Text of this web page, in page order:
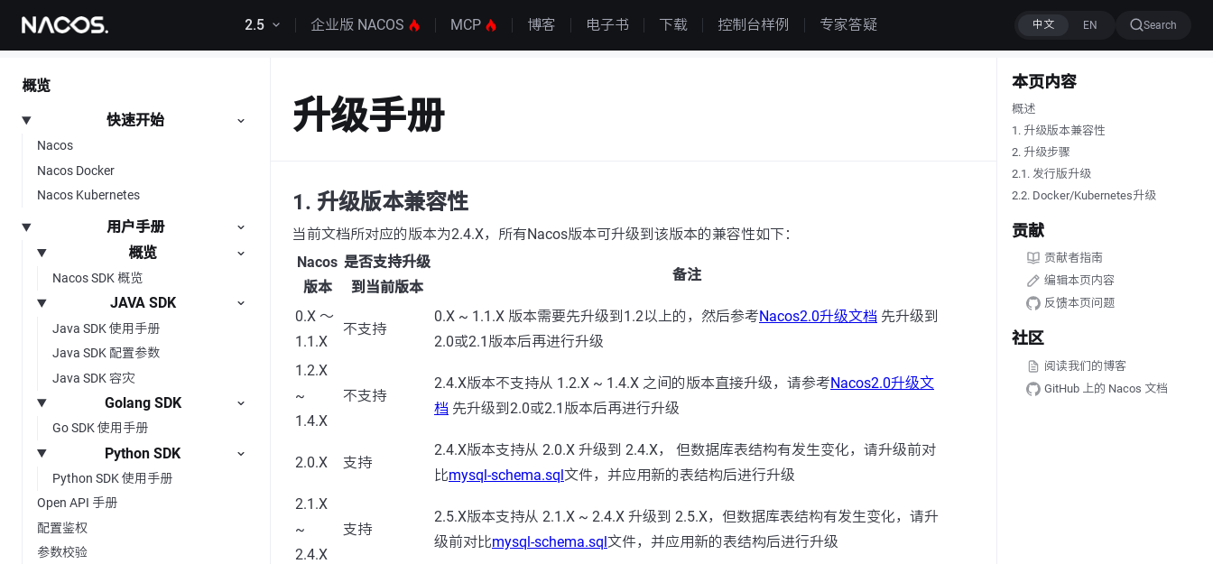
跳转到内容 2.5 企业版 NACOS MCP 博客 电子书 下载 控制台样例 专家答疑 Search
概览
快速开始
Nacos
Nacos Docker
Nacos Kubernetes
用户手册
概览
Nacos SDK 概览
JAVA SDK
Java SDK 使用手册
Java SDK 配置参数
Java SDK 容灾
Golang SDK
Go SDK 使用手册
Python SDK
Python SDK 使用手册
Open API 手册
配置鉴权
参数校验
本页内容
概述
1. 升级版本兼容性
2. 升级步骤
2.1. 发行版升级
2.2. Docker/Kubernetes升级
贡献
贡献者指南
编辑本页内容
反馈本页问题
社区
阅读我们的博客
GitHub 上的 Nacos 文档
升级手册
1. 升级版本兼容性
当前文档所对应的版本为2.4.X，所有Nacos版本可升级到该版本的兼容性如下：
Nacos
版本
是否支持升级
到当前版本
备注
0.X ～
1.1.X
不支持
0.X ~ 1.1.X 版本需要先升级到1.2以上的，然后参考Nacos2.0升级文档 先升级到
2.0或2.1版本后再进行升级
1.2.X
~
1.4.X
不支持
2.4.X版本不支持从 1.2.X ~ 1.4.X 之间的版本直接升级，请参考Nacos2.0升级文
档 先升级到2.0或2.1版本后再进行升级
2.0.X 支持
2.4.X版本支持从 2.0.X 升级到 2.4.X， 但数据库表结构有发生变化，请升级前对
比mysql-schema.sql文件，并应用新的表结构后进行升级
2.1.X
~
2.4.X
支持
2.5.X版本支持从 2.1.X ~ 2.4.X 升级到 2.5.X，但数据库表结构有发生变化，请升
级前对比mysql-schema.sql文件，并应用新的表结构后进行升级